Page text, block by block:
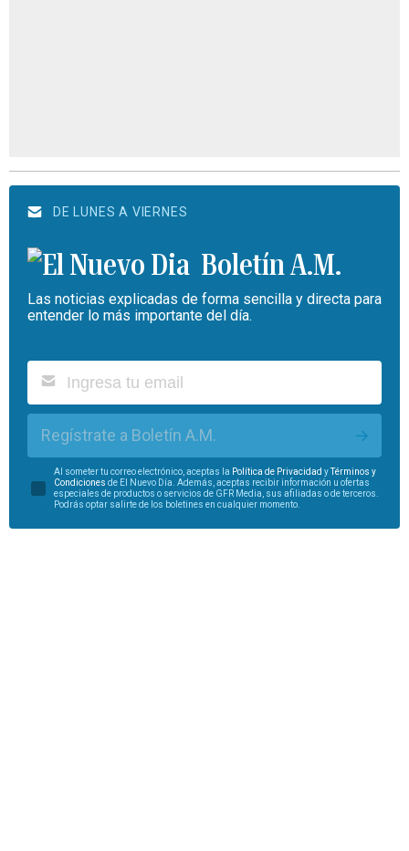
DE LUNES A VIERNES
Boletín A.M.
Las noticias explicadas de forma sencilla y directa para
entender lo más importante del día.
Regístrate a Boletín A.M.
Al someter tu correo electrónico, aceptas la Política de Privacidad yTérminos y
Condiciones de El Nuevo Día. Además, aceptas recibir información u ofertas
especiales de productos o servicios de GFR Media, sus afiliadas o de terceros.
Podrás optar salirte de los boletines en cualquier momento.